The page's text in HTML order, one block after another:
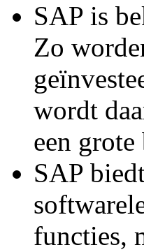
SAP is
Zo
wordt
een
SAP